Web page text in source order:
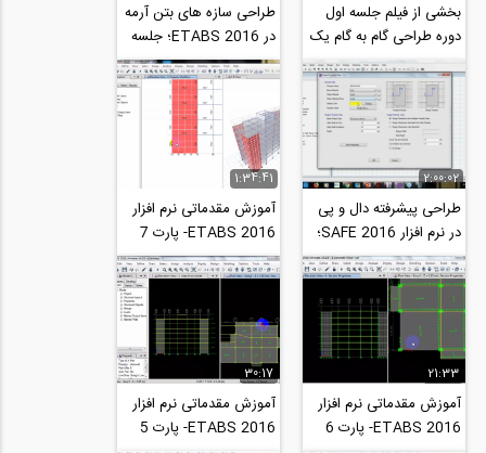
بخشی از فیلم جلسه اول
دوره طراحی گام به گام یک
سازه بتنی با نرم افزارهای
ETABS...
طراحی سازه های بتن آرمه
در ETABS 2016؛ جلسه
اول
2:00:02
طراحی پیشرفته دال و پی
در نرم افزار SAFE 2016؛
جلسه اول
1:34:41
آموزش مقدماتی نرم افزار
ETABS 2016- پارت 7
21:33
آموزش مقدماتی نرم افزار
ETABS 2016- پارت 6
30:17
آموزش مقدماتی نرم افزار
ETABS 2016- پارت 5